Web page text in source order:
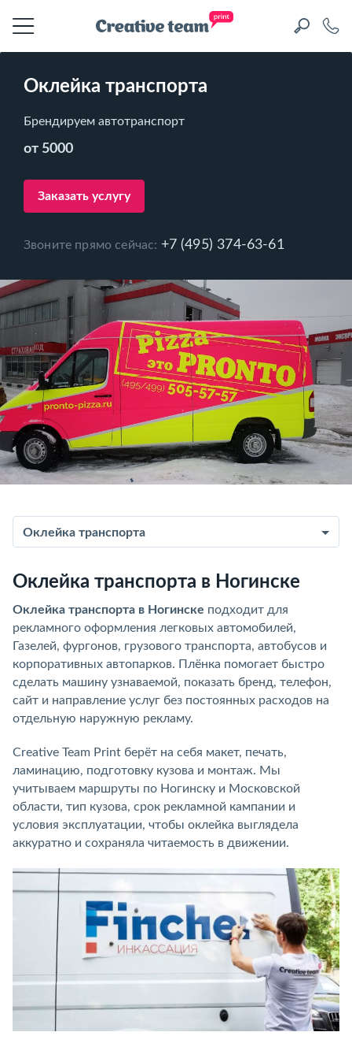
Оклейка транспорта
Брендируем автотранспорт
от 5000
Заказать услугу
Звоните прямо сейчас: +7 (495) 374-63-61
Оклейка транспорта
Оклейка транспорта в Ногинске
Оклейка транспорта в Ногинске подходит для
рекламного оформления легковых автомобилей,
Газелей, фургонов, грузового транспорта, автобусов и
корпоративных автопарков. Плёнка помогает быстро
сделать машину узнаваемой, показать бренд, телефон,
сайт и направление услуг без постоянных расходов на
отдельную наружную рекламу.
Creative Team Print берёт на себя макет, печать,
ламинацию, подготовку кузова и монтаж. Мы
учитываем маршруты по Ногинску и Московской
области, тип кузова, срок рекламной кампании и
условия эксплуатации, чтобы оклейка выглядела
аккуратно и сохраняла читаемость в движении.